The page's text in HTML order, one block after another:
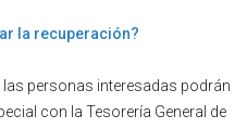
la recuperación?
las personas interesadas podrán
con la Tesorería General de